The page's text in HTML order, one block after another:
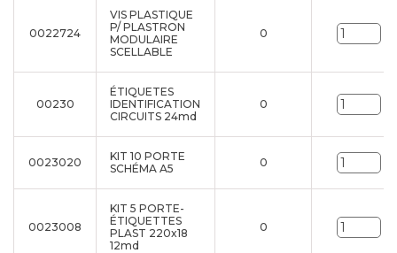
0022724
VIS PLASTIQUE
P/ PLASTRON
MODULAIRE
SCELLABLE
0
00230
ÉTIQUETES
IDENTIFICATION
CIRCUITS 24md
0
0023020
KIT 10 PORTE
SCHÉMA A5
0
0023008
KIT 5 PORTE-
ÉTIQUETTES
PLAST 220x18
12md
0